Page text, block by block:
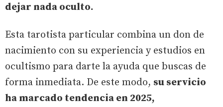
dejar nada oculto.
Esta tarotista particular combina un don de
nacimiento con su experiencia y estudios en
ocultismo para darte la ayuda que buscas de
forma inmediata. De este modo, su servicio
ha marcado tendencia en 2025,